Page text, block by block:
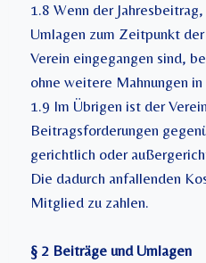
1.8 Wenn der
Umlagen zum Zeitpunkt
Verein eingegangen sind,
ohne weitere Mahnungen in
1.9 Im Übrigen ist der
Beitragsforderungen
gerichtlich oder
Die dadurch anfallenden
Mitglied zu zahlen.
§ 2 Beiträge und Umlagen